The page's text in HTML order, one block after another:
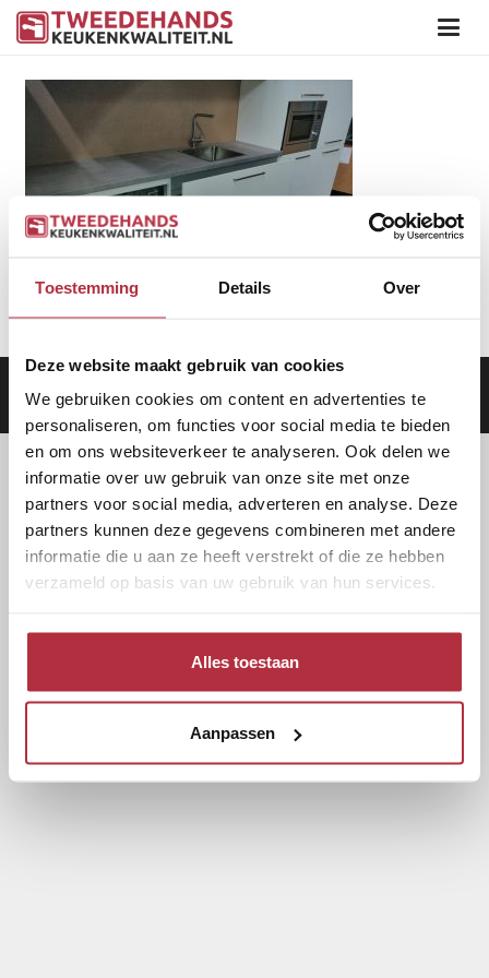
Toestemming Details Over
Deze website maakt gebruik van cookies
We gebruiken cookies om content en advertenties te
personaliseren, om functies voor social media te bieden
en om ons websiteverkeer te analyseren. Ook delen we
informatie over uw gebruik van onze site met onze
partners voor social media, adverteren en analyse. Deze
partners kunnen deze gegevens combineren met andere
informatie die u aan ze heeft verstrekt of die ze hebben
verzameld op basis van uw gebruik van hun services.
Alles toestaan
Aanpassen
Aanbod|Keukens|Levering|Garantie|Privacy Beleid